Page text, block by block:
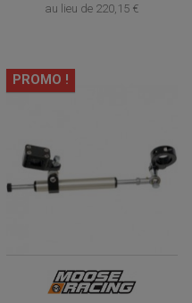
au lieu de 220,15 €
PROMO !